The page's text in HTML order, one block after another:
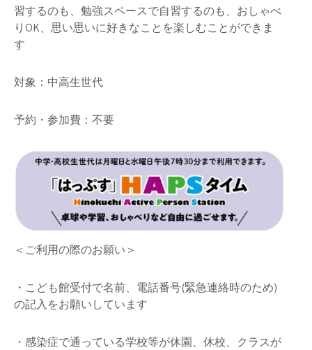
習するのも、勉強スペースで自習するのも、おしゃべ
りOK、思い思いに好きなことを楽しむことができま
す
対象：中高生世代
予約・参加費：不要
＜ご利用の際のお願い＞
・こども館受付で名前、電話番号(緊急連絡時のため)
の記入をお願いしています
・感染症で通っている学校等が休園、休校、クラスが